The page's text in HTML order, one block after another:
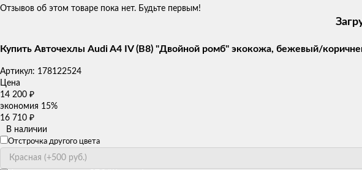
Отзывов об этом товаре пока нет. Будьте первым!
Купить Авточехлы Audi A4 IV (B8) "Двойной ромб" экокожа, бежевый/
Артикул: 178122524
Цена
14 200 ₽
экономия 15%
16 710 ₽
В наличии
Отстрочка другого цвета